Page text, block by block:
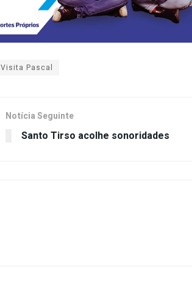
Visita Pascal
Notícia Seguinte
Santo Tirso acolhe sonoridades